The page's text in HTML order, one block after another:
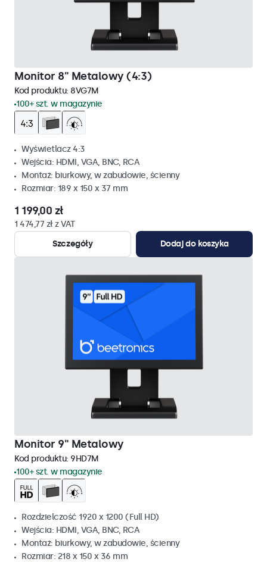
Monitor 8" Metalowy (4:3)
Kod produktu: 8VG7M
100+ szt. w magazynie
Wyświetlacz 4:3
Wejścia: HDMI, VGA, BNC, RCA
Montaż: biurkowy, w zabudowie, ścienny
Rozmiar: 189 x 150 x 37 mm
1 199,00 zł
1 474,77 zł z VAT
Szczegóły
Dodaj do koszyka
Monitor 9" Metalowy
Kod produktu: 9HD7M
100+ szt. w magazynie
Rozdzielczość 1920 x 1200 (Full HD)
Wejścia: HDMI, VGA, BNC, RCA
Montaż: biurkowy, w zabudowie, ścienny
Rozmiar: 218 x 150 x 36 mm